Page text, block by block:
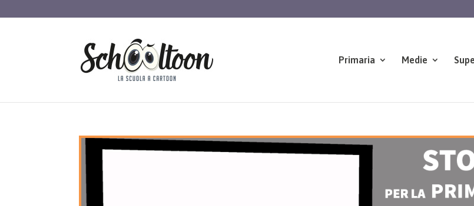
Primaria Medie